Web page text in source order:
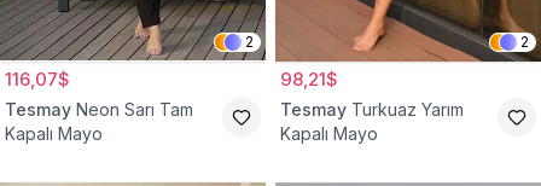
2
116,07$
Tesmay Neon Sarı Tam
Kapalı Mayo
2
98,21$
Tesmay Turkuaz Yarım
Kapalı Mayo